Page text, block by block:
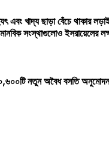
এবং খাদ্য ছাড়া বেঁচে থাকার
সংস্থাগুলোও ইসরায়েলের
নতুন অবৈধ বসতি অনুমোদন